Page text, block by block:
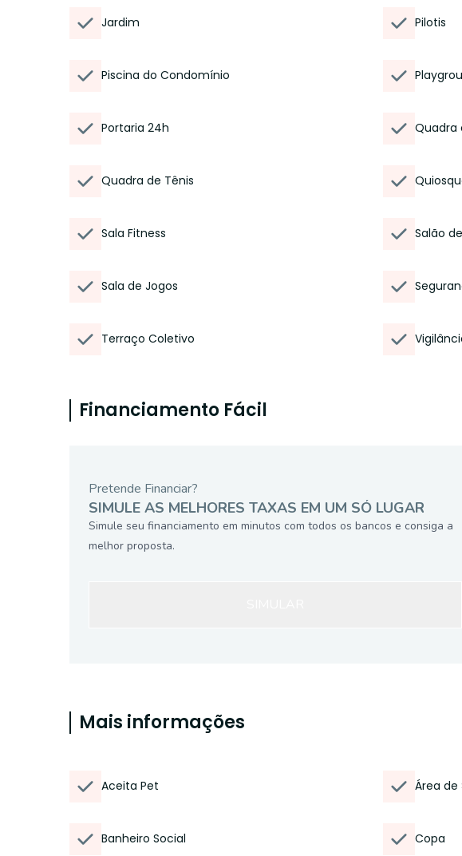
Jardim Pilotis
Piscina do Condomínio
Portaria 24h Quadra
Quadra de Tênis
Sala Fitness Salão
Sala de Jogos
Terraço Coletivo
Financiamento Fácil
Pretende Financiar?
SIMULE AS MELHORES TAXAS EM UM SÓ LUGAR
Simule seu financiamento em minutos com todos os bancos e consiga a
melhor proposta.
Mais informações
Aceita Pet Área de
Banheiro Social Copa